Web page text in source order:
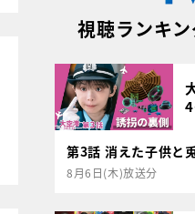
視聴ランキ
第3話 消えた子供と
8月6日(木)放送分